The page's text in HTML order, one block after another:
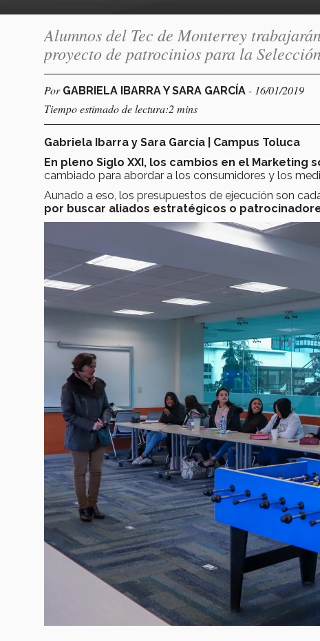
Alumnos del Tec de Monterrey
proyecto de patrocinios para la
Por GABRIELA IBARRA Y SARA GARCÍA - 16/01/2019
Tiempo estimado de lectura:2 mins
Gabriela Ibarra y Sara García | Campus Toluca
En pleno Siglo XXI, los cambios en el Marketing
cambiado para abordar a los consumidores y los
Aunado a eso, los presupuestos de ejecución son
por buscar aliados estratégicos o